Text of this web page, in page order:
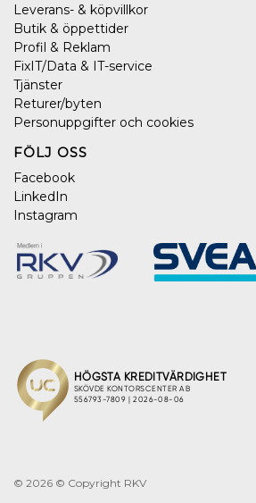
Leverans- & köpvillkor
Butik & öppettider
Profil & Reklam
FixIT/Data & IT-service
Tjänster
Returer/byten
Personuppgifter och cookies
FÖLJ OSS
Facebook
LinkedIn
Instagram
© 2026 © Copyright RKV